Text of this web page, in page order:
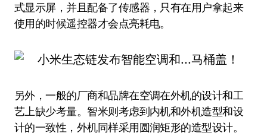
式显示屏，并且配备了传感器，只有在用户拿起来
使用的时候遥控器才会点亮耗电。
另外，一般的厂商和品牌在空调在外机的设计和工
艺上缺少考量。智米则考虑到内机和外机造型和设
计的一致性，外机同样采用圆润矩形的造型设计。